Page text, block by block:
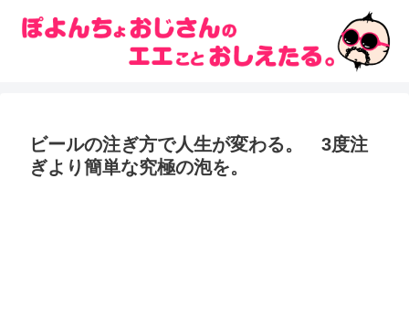
ビールの注ぎ方で人生が変わる。 3度注
ぎより簡単な究極の泡を。